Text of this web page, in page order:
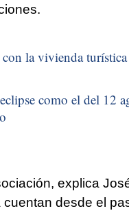
la vivienda
como el del 12
explica
desde el